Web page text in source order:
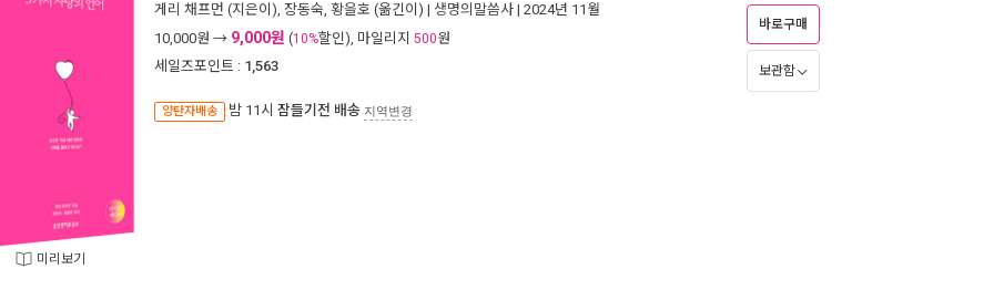
미리보기
게리 채프먼 (지은이), 장동숙, 황을호 (옮긴이) | 생명의말씀사 | 2024년 11월
10,000원 → 9,000원 (10%할인), 마일리지 500원
세일즈포인트 : 1,563
양탄자배송 밤 11시 잠들기전 배송 지역변경
바로구매
보관함